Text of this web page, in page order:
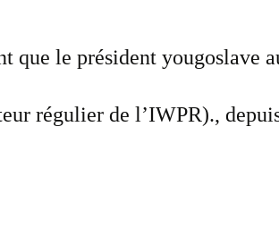
que le président yougoslave
régulier de l’IWPR).,